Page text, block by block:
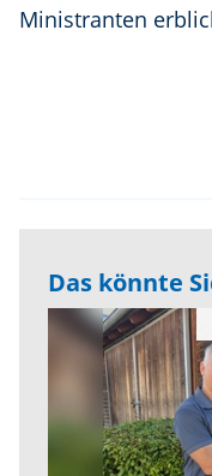
Ministranten
Das könnte